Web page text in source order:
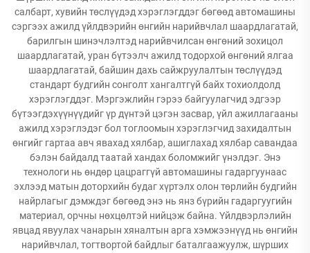
салбарт, хувийн төслүүдэд хэрэглэгддэг бөгөөд автомашины
сэргээх ажилд үйлдвэрийн өнгийн нарийвчлал шаардлагатай,
барилгын шинэчлэлтэд нарийвчилсан өнгөний зохицол
шаардлагатай, уран бүтээлч ажилд тодорхой өнгөний ялгаа
шаардлагатай, байшин дахь сайжруулалтын төслүүдэд
стандарт будгийн сонголт хангалтгүй байх тохиолдолд
хэрэглэгддэг. Мэргэжлийн гэрээ байгуулагчид эдгээр
бүтээгдэхүүнүүдийг үр дүнтэй цэгэн засвар, үйл ажиллагааны
ажилд хэрэглэдэг бол тоглоомын хэрэглэгчид захидалтын
өнгийг гартаа авч явахад хялбар, ашиглахад хялбар савандаа
бэлэн байдалд таатай хандах боломжийг үнэлдэг. Энэ
технологи нь өндөр цацраггүй автомашины гадаргуунаас
эхлээд матын доторхийн будаг хүртэлх олон төрлийн будгийн
найрлагыг дэмждэг бөгөөд энэ нь янз бүрийн гадаргуугийн
материал, орчны нөхцөлтэй нийцэж байна. Үйлдвэрлэлийн
явцад явуулах чанарын хяналтын арга хэмжээнүүд нь өнгийн
нарийвчлал, тогтвортой байдлыг баталгаажуулж, шүрших